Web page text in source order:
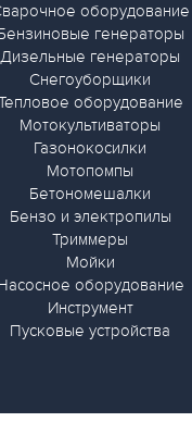
оборудование
генераторы
Дизельные генераторы
Снегоуборщики
оборудование
Мотокультиваторы
Газонокосилки
Мотопомпы
Бетономешалки
Бензо и электропилы
Триммеры
Мойки
оборудование
Инструмент
Пусковые устройства